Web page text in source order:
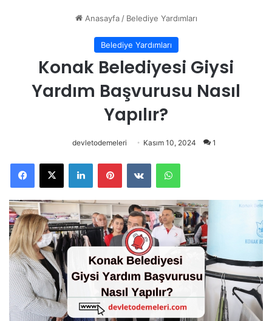
Anasayfa / Belediye Yardımları
Belediye Yardımları
Konak Belediyesi Giysi
Yardım Başvurusu Nasıl
Yapılır?
devletodemeleri Kasım 10, 2024 1